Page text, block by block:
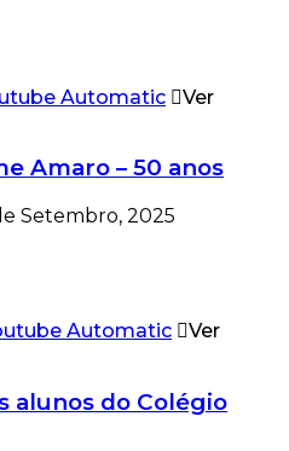
Ver
Amaro – 50 anos
Setembro, 2025
Ver
alunos do Colégio